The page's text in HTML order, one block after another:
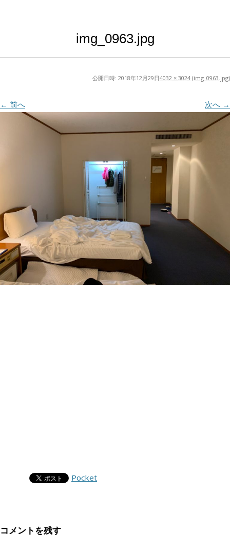
img_0963.jpg
公開日時: 2018年12月29日4032 × 3024 (img_0963.jpg)
← 前へ 次へ →
Pocket
コメントを残す